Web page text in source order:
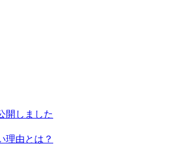
開しました
理由とは？